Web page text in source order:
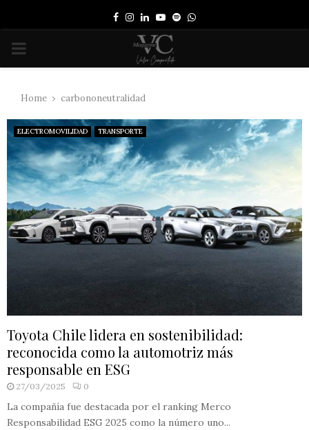
Facebook
Instagram
LinkedinYoutube
SpotifyWhatsapp
PRIMARY
Home carbononeutralidad
ELECTROMOVILIDAD TRANSPORTE
Toyota Chile lidera en sostenibilidad:
reconocida como la automotriz más
responsable en ESG
27/03/2025 0
La compañía fue destacada por el ranking Merco
Responsabilidad ESG 2025 como la número uno...